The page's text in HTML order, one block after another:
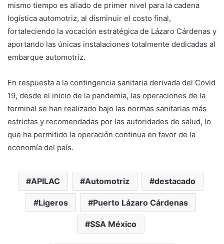
mismo tiempo es aliado de primer nivel para la cadena
logística automotriz, al disminuir el costo final,
fortaleciendo la vocación estratégica de Lázaro Cárdenas y
aportando las únicas instalaciones totalmente dedicadas al
embarque automotriz.
En respuesta a la contingencia sanitaria derivada del Covid
19, desde el inicio de la pandemia, las operaciones de la
terminal se han realizado bajo las normas sanitarias más
estrictas y recomendadas por las autoridades de salud, lo
que ha permitido la operación continua en favor de la
economía del país.
APILAC Automotriz destacado
Ligeros Puerto Lázaro Cárdenas
SSA México